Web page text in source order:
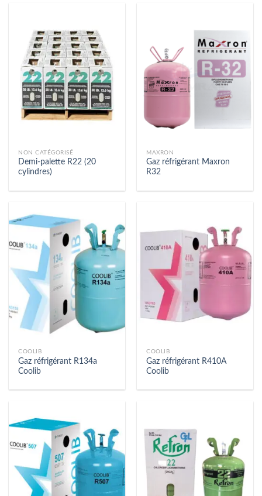
NON CATÉGORISÉ
Demi-palette R22 (20
cylindres)
MAXRON
Gaz réfrigérant Maxron
R32
COOLIB
Gaz réfrigérant R134a
Coolib
COOLIB
Gaz réfrigérant R410A
Coolib